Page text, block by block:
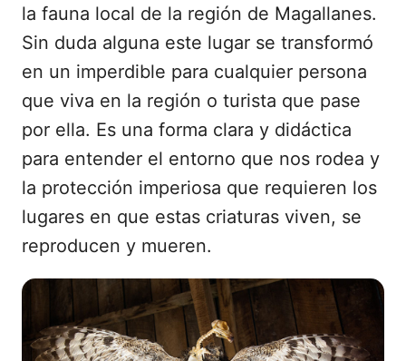
la fauna local de la región de Magallanes.
Sin duda alguna este lugar se transformó
en un imperdible para cualquier persona
que viva en la región o turista que pase
por ella. Es una forma clara y didáctica
para entender el entorno que nos rodea y
la protección imperiosa que requieren los
lugares en que estas criaturas viven, se
reproducen y mueren.